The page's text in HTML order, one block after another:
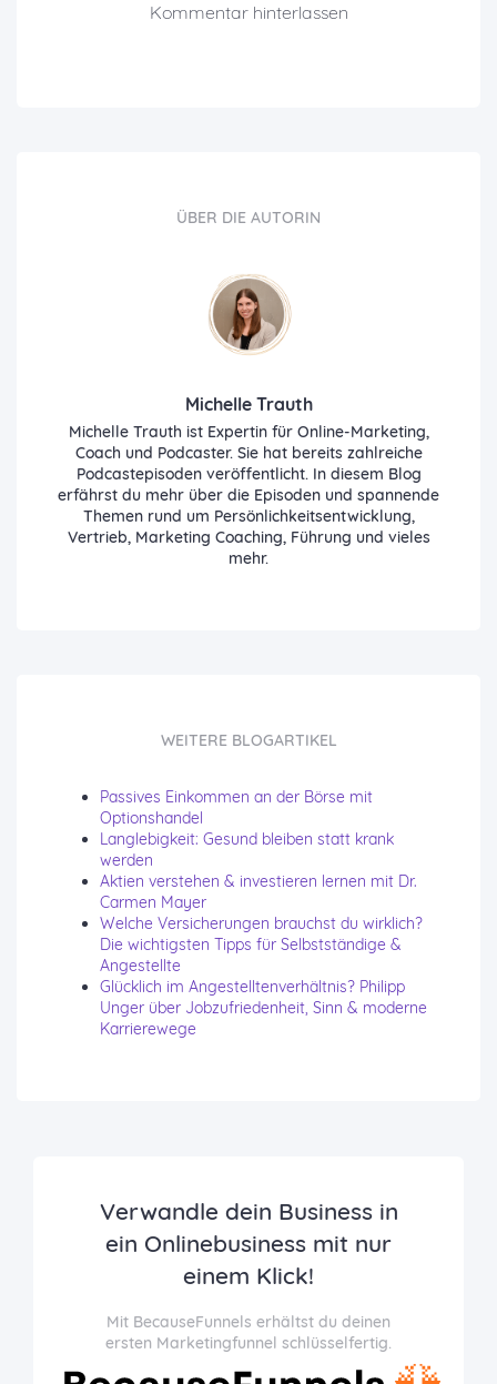
Kommentar hinterlassen
ÜBER DIE AUTORIN
Michelle Trauth
Michelle Trauth ist Expertin für Online-Marketing,
Coach und Podcaster. Sie hat bereits zahlreiche
Podcastepisoden veröffentlicht. In diesem Blog
erfährst du mehr über die Episoden und spannende
Themen rund um Persönlichkeitsentwicklung,
Vertrieb, Marketing Coaching, Führung und vieles
mehr.
WEITERE BLOGARTIKEL
Passives Einkommen an der Börse mit
Optionshandel
Langlebigkeit: Gesund bleiben statt krank
werden
Aktien verstehen & investieren lernen mit Dr.
Carmen Mayer
Welche Versicherungen brauchst du wirklich?
Die wichtigsten Tipps für Selbstständige &
Angestellte
Glücklich im Angestelltenverhältnis? Philipp
Unger über Jobzufriedenheit, Sinn & moderne
Karrierewege
Verwandle dein Business in
ein Onlinebusiness mit nur
einem Klick!
Mit BecauseFunnels erhältst du deinen
ersten Marketingfunnel schlüsselfertig.